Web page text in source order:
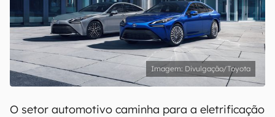
Divulgação/Toyota
O setor automotivo caminha para a eletrificação